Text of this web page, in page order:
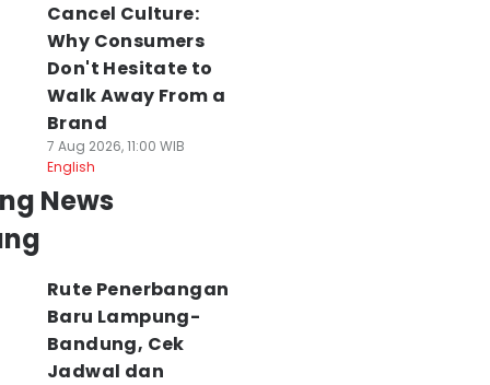
Cancel Culture:
Why Consumers
Don't Hesitate to
Walk Away From a
Brand
7 Aug 2026, 11:00 WIB
English
News
Rute Penerbangan
Baru Lampung-
Bandung, Cek
Jadwal dan